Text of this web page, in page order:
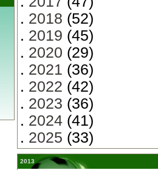
. 2018 (52)
. 2019 (45)
. 2020 (29)
. 2021 (36)
. 2022 (42)
. 2023 (36)
. 2024 (41)
. 2025 (33)
2013